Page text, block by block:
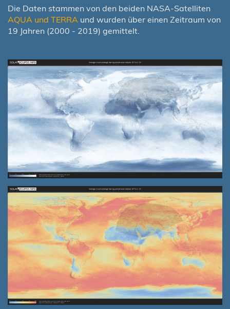
Die Daten stammen von den beiden NASA-Satelliten
AQUA und TERRA und wurden über einen Zeitraum von
19 Jahren (2000 - 2019) gemittelt.